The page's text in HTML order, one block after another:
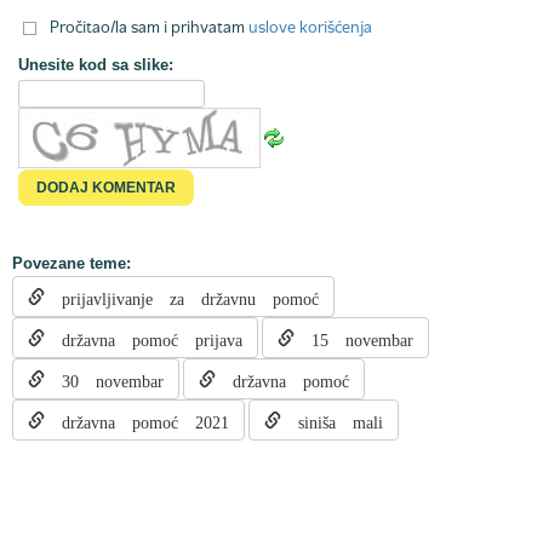
Pročitao/la sam i prihvatam uslove korišćenja
Unesite kod sa slike:
Povezane teme:
prijavljivanje za državnu pomoć
državna pomoć prijava 15 novembar
30 novembar državna pomoć
državna pomoć 2021 siniša mali